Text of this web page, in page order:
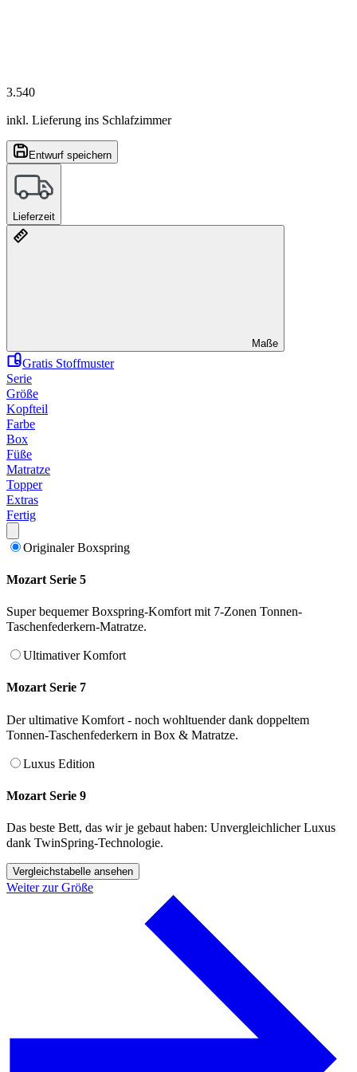
3.540
inkl. Lieferung ins Schlafzimmer
Entwurf speichern
Lieferzeit
Maße
Gratis Stoffmuster
Serie
Größe
Kopfteil
Farbe
Box
Füße
Matratze
Topper
Extras
Fertig
Originaler Boxspring
Mozart Serie 5
Super bequemer Boxspring-Komfort mit 7-Zonen Tonnen-
Taschenfederkern-Matratze.
Ultimativer Komfort
Mozart Serie 7
Der ultimative Komfort - noch wohltuender dank doppeltem
Tonnen-Taschenfederkern in Box & Matratze.
Luxus Edition
Mozart Serie 9
Das beste Bett, das wir je gebaut haben: Unvergleichlicher Luxus
dank TwinSpring-Technologie.
Vergleichstabelle ansehen
Weiter zur Größe